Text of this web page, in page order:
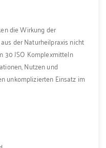
die Wirkung der
der Naturheilpraxis nicht
30 JSO Komplexmitteln
Nutzen und
unkomplizierten Einsatz im